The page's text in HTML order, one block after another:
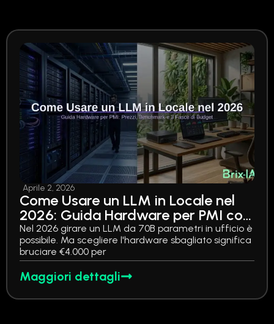
Aprile 2, 2026
Come Usare un LLM in Locale nel
2026: Guida Hardware per PMI con
Prezzi, Benchmark e 3 Fasce di
Budget
Nel 2026 girare un LLM da 70B parametri in ufficio è
possibile. Ma scegliere l'hardware sbagliato significa
bruciare €4.000 per
Maggiori dettagli